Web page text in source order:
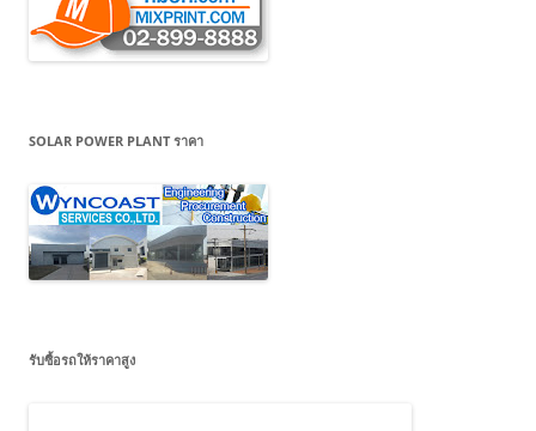
SOLAR POWER PLANT ราคา
รับซื้อรถให้ราคาสูง